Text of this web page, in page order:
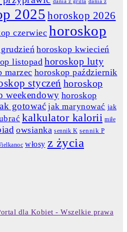
2025 horoskop 2026
czerwiec horoskop
horoskop kwiecień
listopad horoskop luty
marzec horoskop październik
styczeń horoskop
weekendowy horoskop
gotować jak marynować jak
kalkulator kalorii miłe
owsianka sennik K sennik P
włosy z życia
dla Kobiet - Wszelkie prawa